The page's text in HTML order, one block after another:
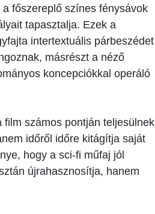
főszereplő színes fénysávok
tapasztalja. Ezek a
intertextuális párbeszédet
másrészt a néző
koncepciókkal operáló
számos pontján
időről időre kitágítja saját
hogy a sci-fi műfaj jól
újrahasznosítja, hanem